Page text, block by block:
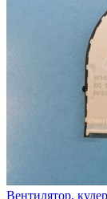
Вентилятор,